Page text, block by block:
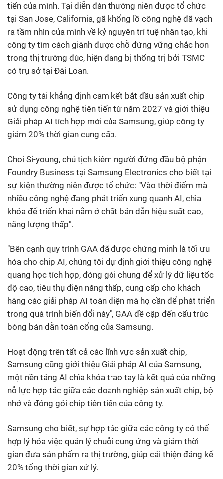
tiến của mình. Tại diễn đàn thường niên được tổ chức
tại San Jose, California, gã khổng lồ công nghệ đã vạch
ra tầm nhìn của mình về kỷ nguyên trí tuệ nhân tạo, khi
công ty tìm cách giành được chỗ đứng vững chắc hơn
trong thị trường đúc, hiện đang bị thống trị bởi TSMC
có trụ sở tại Đài Loan.
Công ty tái khẳng định cam kết bắt đầu sản xuất chip
sử dụng công nghệ tiên tiến từ năm 2027 và giới thiệu
Giải pháp AI tích hợp mới của Samsung, giúp công ty
giảm 20% thời gian cung cấp.
Choi Si-young, chủ tịch kiêm người đứng đầu bộ phận
Foundry Business tại Samsung Electronics cho biết tại
sự kiện thường niên được tổ chức: "Vào thời điểm mà
nhiều công nghệ đang phát triển xung quanh AI, chìa
khóa để triển khai nằm ở chất bán dẫn hiệu suất cao,
năng lượng thấp".
"Bên cạnh quy trình GAA đã được chứng minh là tối ưu
hóa cho chip AI, chúng tôi dự định giới thiệu công nghệ
quang học tích hợp, đóng gói chung để xử lý dữ liệu tốc
độ cao, tiêu thụ điện năng thấp, cung cấp cho khách
hàng các giải pháp AI toàn diện mà họ cần để phát triển
trong quá trình biến đổi này", GAA đề cập đến cấu trúc
bóng bán dẫn toàn cổng của Samsung.
Hoạt động trên tất cả các lĩnh vực sản xuất chip,
Samsung cũng giới thiệu Giải pháp AI của Samsung,
một nền tảng AI chìa khóa trao tay là kết quả của những
nỗ lực hợp tác giữa các doanh nghiệp sản xuất chip, bộ
nhớ và đóng gói chip tiên tiến của công ty.
Samsung cho biết, sự hợp tác giữa các công ty có thể
hợp lý hóa việc quản lý chuỗi cung ứng và giảm thời
gian đưa sản phẩm ra thị trường, giúp cải thiện đáng kể
20% tổng thời gian xử lý.